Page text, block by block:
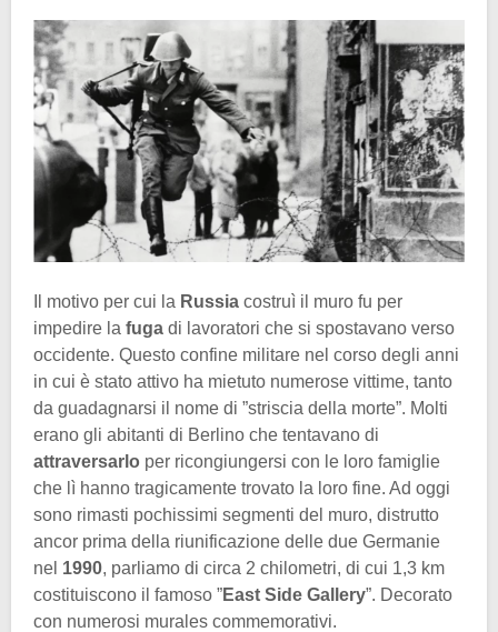
Il motivo per cui la Russia costruì il muro fu per
impedire la fuga di lavoratori che si spostavano verso
occidente. Questo confine militare nel corso degli anni
in cui è stato attivo ha mietuto numerose vittime, tanto
da guadagnarsi il nome di ”striscia della morte”. Molti
erano gli abitanti di Berlino che tentavano di
attraversarlo per ricongiungersi con le loro famiglie
che lì hanno tragicamente trovato la loro fine. Ad oggi
sono rimasti pochissimi segmenti del muro, distrutto
ancor prima della riunificazione delle due Germanie
nel 1990, parliamo di circa 2 chilometri, di cui 1,3 km
costituiscono il famoso ”East Side Gallery”. Decorato
con numerosi murales commemorativi.